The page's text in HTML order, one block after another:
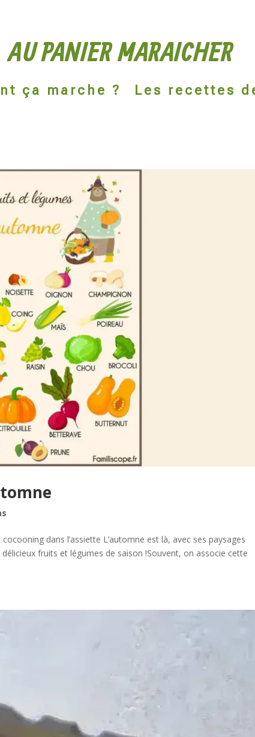
AU PANIER MARAICHER
ça marche ? Les recettes
dans l’assiette L’automne est là, avec ses paysages
fruits et légumes de saison !Souvent, on associe cette